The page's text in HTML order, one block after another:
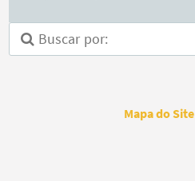
Mapa do Site